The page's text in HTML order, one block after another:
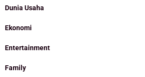
Dunia Usaha
Ekonomi
Entertainment
Family